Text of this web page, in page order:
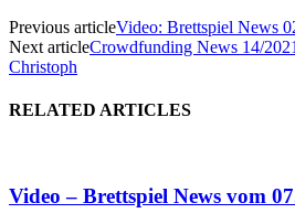
Previous articleVideo: Brettspiel News
Next articleCrowdfunding News 14/
Christoph
RELATED ARTICLES
Video – Brettspiel News vom